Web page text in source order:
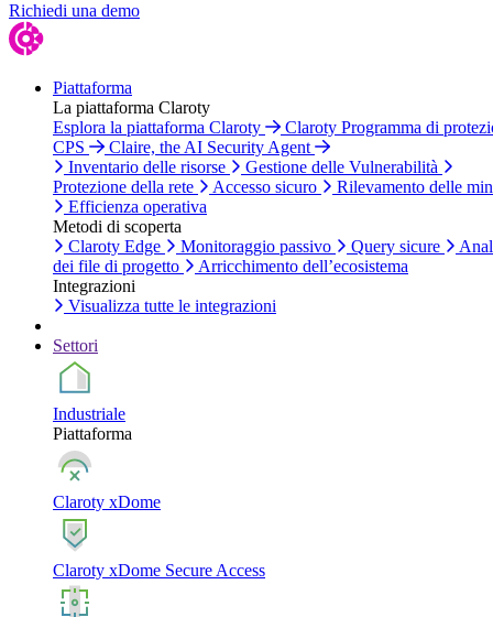
Richiedi una demo
Piattaforma
La piattaforma Claroty
Esplora la piattaforma Claroty
Claroty Programma di
CPS
Claire, the AI Security Agent
Inventario delle risorse
Gestione delle Vulnerabilità
Protezione della rete
Accesso sicuro
Rilevamento delle
Efficienza operativa
Metodi di scoperta
Claroty Edge
Monitoraggio passivo Query sicure
dei file di progetto
Arricchimento dell’ecosistema
Integrazioni
Visualizza tutte le integrazioni
Settori
Industriale
Piattaforma
Claroty xDome
Claroty xDome Secure Access